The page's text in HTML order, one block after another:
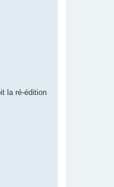
la ré-édition